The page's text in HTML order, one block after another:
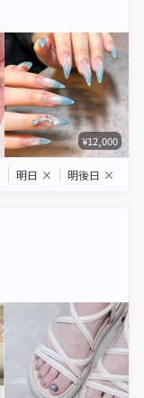
¥12,000
明日 × 明後日 ×